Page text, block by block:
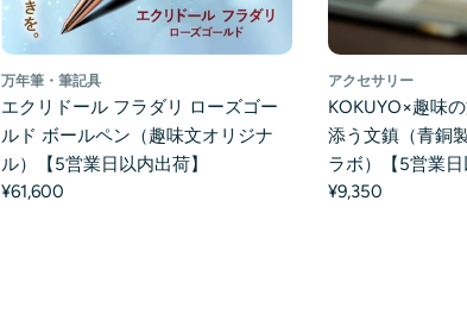
万年筆・筆記具
エクリドール フラダリ ローズゴー
ルド ボールペン（趣味文オリジナ
ル）【5営業日以内出荷】
¥61,600
アクセサリー
KOKUYO×趣味
添う文鎮（青銅
ラボ）【5営業日
¥9,350